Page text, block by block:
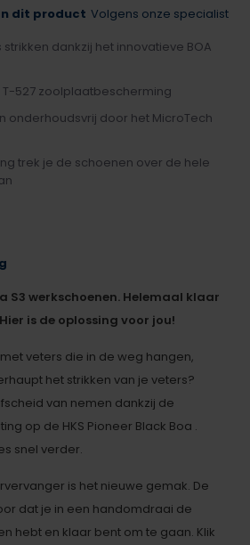
dit product Volgens onze specialist
dankzij het innovatieve BOA
T-527 zoolplaatbescherming
onderhoudsvrij door het MicroTech
trek je de schoenen over de hele
S3 werkschoenen. Helemaal klaar
is de oplossing voor jou!
veters die in de weg hangen,
het strikken van je veters?
van nemen dankzij de
op de HKS Pioneer Black Boa .
snel verder.
is het nieuwe gemak. De
dat je in een handomdraai de
hebt en klaar bent om te gaan. Klik